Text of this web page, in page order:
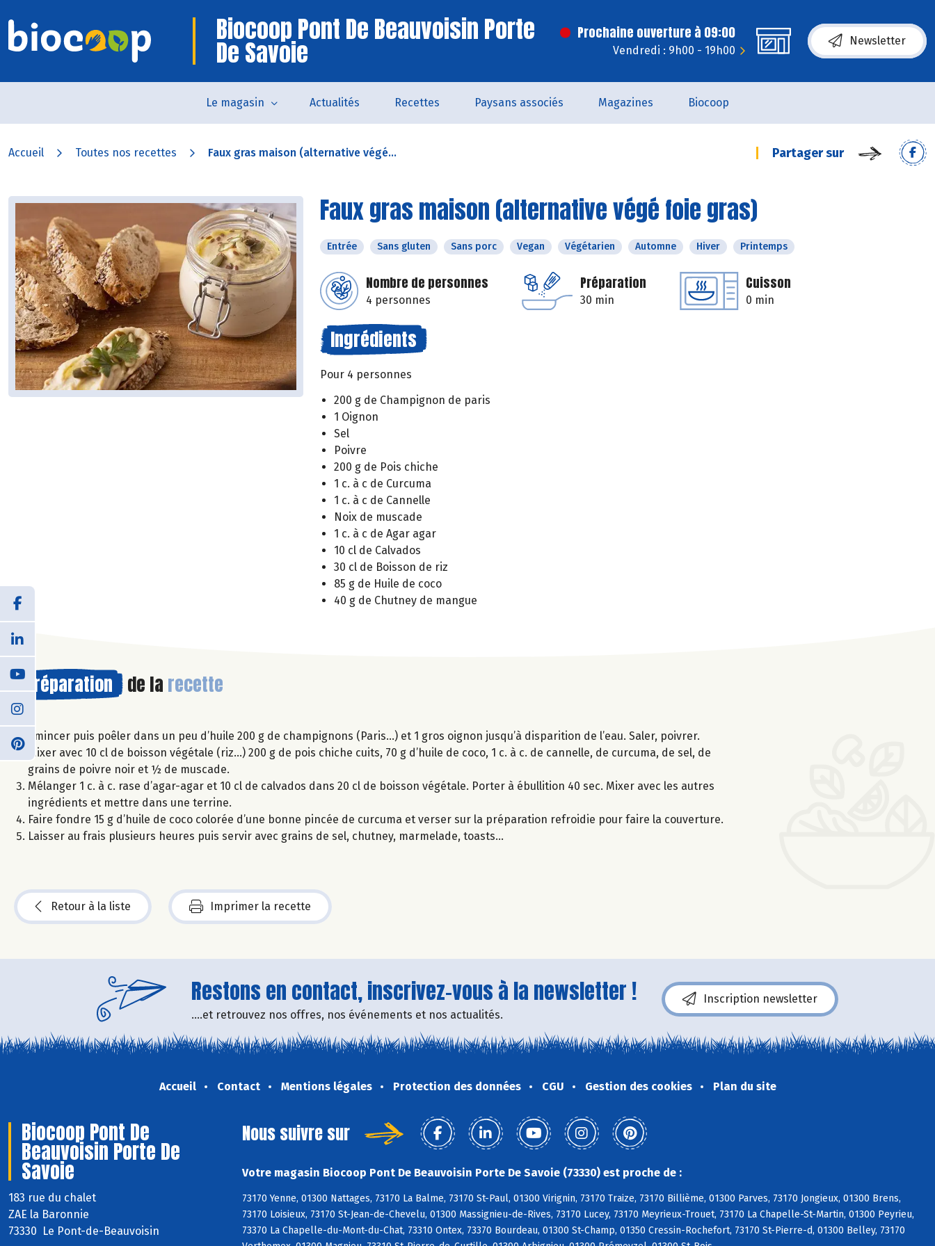
Biocoop Pont De Beauvoisin Porte
De Savoie
Prochaine ouverture à 09:00
Vendredi : 9h00 - 19h00
Newsletter
Le magasin Actualités Recettes Paysans associés Magazines Biocoop
Accueil Toutes nos recettes Faux gras maison (alternative végé... Partager sur
Faux gras maison (alternative végé foie gras)
Entrée Sans gluten Sans porc Vegan Végétarien Automne Hiver Printemps
Nombre de personnes
4 personnes
Préparation
30 min
Cuisson
0 min
Ingrédients
Pour 4 personnes
200 g de Champignon de paris
1 Oignon
Sel
Poivre
200 g de Pois chiche
1 c. à c de Curcuma
1 c. à c de Cannelle
Noix de muscade
1 c. à c de Agar agar
10 cl de Calvados
30 cl de Boisson de riz
85 g de Huile de coco
40 g de Chutney de mangue
Préparation de la recette
Émincer puis poêler dans un peu d’huile 200 g de champignons (Paris…) et 1 gros oignon jusqu’à disparition de l’eau. Saler, poivrer.
Mixer avec 10 cl de boisson végétale (riz…) 200 g de pois chiche cuits, 70 g d’huile de coco, 1 c. à c. de cannelle, de curcuma, de sel, de
grains de poivre noir et ½ de muscade.
Mélanger 1 c. à c. rase d’agar-agar et 10 cl de calvados dans 20 cl de boisson végétale. Porter à ébullition 40 sec. Mixer avec les autres
ingrédients et mettre dans une terrine.
Faire fondre 15 g d’huile de coco colorée d’une bonne pincée de curcuma et verser sur la préparation refroidie pour faire la couverture.
Laisser au frais plusieurs heures puis servir avec grains de sel, chutney, marmelade, toasts...
Retour à la liste Imprimer la recette
Restons en contact, inscrivez-vous à la newsletter !
....et retrouvez nos offres, nos événements et nos actualités.
Inscription newsletter
Accueil Contact Mentions légales Protection des données CGU Gestion des cookies Plan du site
Biocoop Pont De
Beauvoisin Porte De
Savoie
183 rue du chalet
ZAE la Baronnie
73330 Le Pont-de-Beauvoisin
Nous suivre sur
Votre magasin Biocoop Pont De Beauvoisin Porte De Savoie (73330) est proche de :
73170 Yenne, 01300 Nattages, 73170 La Balme, 73170 St-Paul, 01300 Virignin, 73170 Traize, 73170 Billième, 01300 Parves, 73170 Jongieux, 01300 Brens,
73170 Loisieux, 73170 St-Jean-de-Chevelu, 01300 Massignieu-de-Rives, 73170 Lucey, 73170 Meyrieux-Trouet, 73170 La Chapelle-St-Martin, 01300 Peyrieu,
73370 La Chapelle-du-Mont-du-Chat, 73310 Ontex, 73370 Bourdeau, 01300 St-Champ, 01350 Cressin-Rochefort, 73170 St-Pierre-d, 01300 Belley, 73170